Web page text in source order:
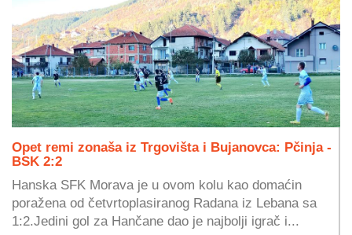
Opet remi zonaša iz Trgovišta i Bujanovca: Pčinja -
BSK 2:2
Hanska SFK Morava je u ovom kolu kao domaćin
poražena od četvrtoplasiranog Radana iz Lebana sa
1:2.Jedini gol za Hančane dao je najbolji igrač i...